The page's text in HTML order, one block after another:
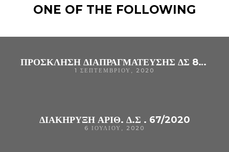
ONE OF THE FOLLOWING
ΠΡΟΣΚΛΗΣΗ ΔΙΑΠΡΑΓΜΑΤΕΥΣΗΣ ΔΣ 80/2020 ΓΙΑ ΠΡΟΜΗΘΕΙΑ ΙΑΤΡΙΚΩΝ ΑΕΡΙΩΝ ΓΙΑ ΤΙΣ ΑΝΑΓΚΕΣ ΤΟΥ ΓΝ ΑΡΤΑΣ
1 ΣΕΠΤΕΜΒΡΊΟΥ, 2020
ΔΙΑΚΗΡΥΞΗ ΑΡΙΘ. Δ.Σ . 67/2020
6 ΙΟΥΛΊΟΥ, 2020